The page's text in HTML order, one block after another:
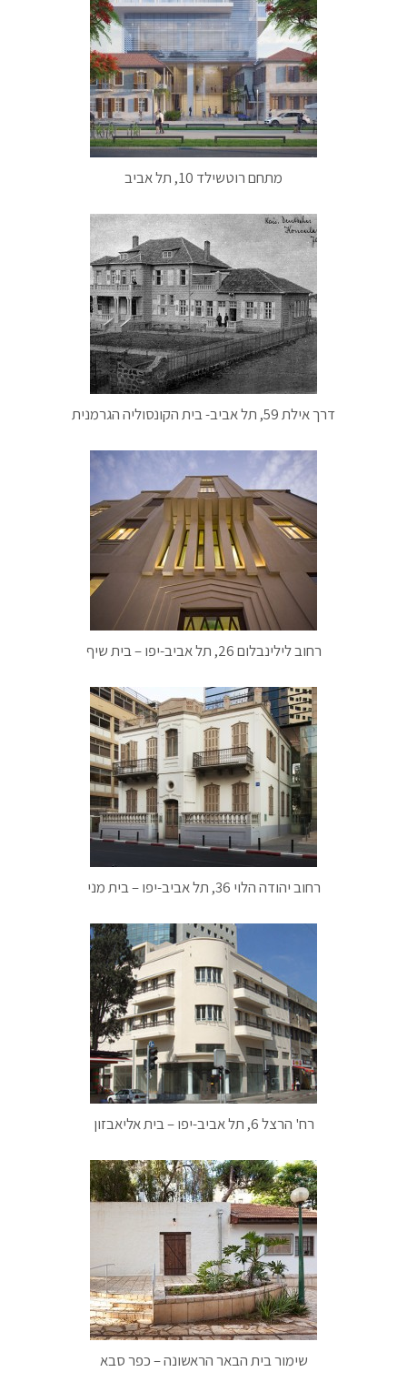
מתחם רוטשילד 10, תל אביב
דרך אילת 59, תל אביב- בית הקונסוליה הגרמנית
רחוב לילינבלום 26, תל אביב-יפו – בית שיף
רחוב יהודה הלוי 36, תל אביב-יפו – בית מני
רח' הרצל 6, תל אביב-יפו – בית אליאבזון
שימור בית הבאר הראשונה – כפר סבא